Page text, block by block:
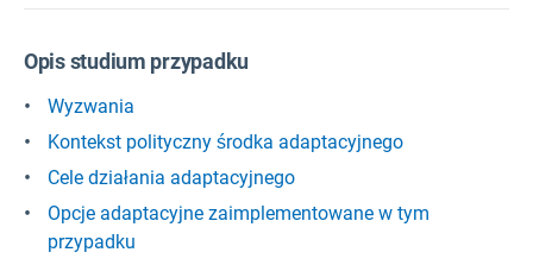
Opis studium przypadku
Wyzwania
Kontekst polityczny środka adaptacyjnego
Cele działania adaptacyjnego
Opcje adaptacyjne zaimplementowane w tym
przypadku